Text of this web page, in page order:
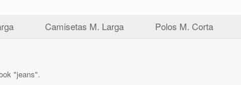
Camisetas M. Larga Polos M. Corta
"jeans".